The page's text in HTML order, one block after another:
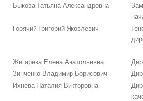
Быкова Татьяна Александровна
Горячий Григорий Яковлевич
Жигарева Елена Анатольевна
Зинченко Владимир Борисович
Ихнева Наталия Викторовна